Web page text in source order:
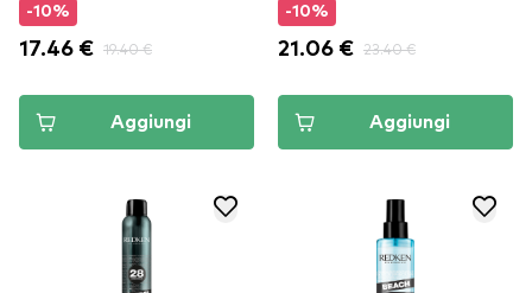
-10%
17.46 € 19.40 €
Aggiungi
-10%
21.06 € 23.40 €
Aggiungi